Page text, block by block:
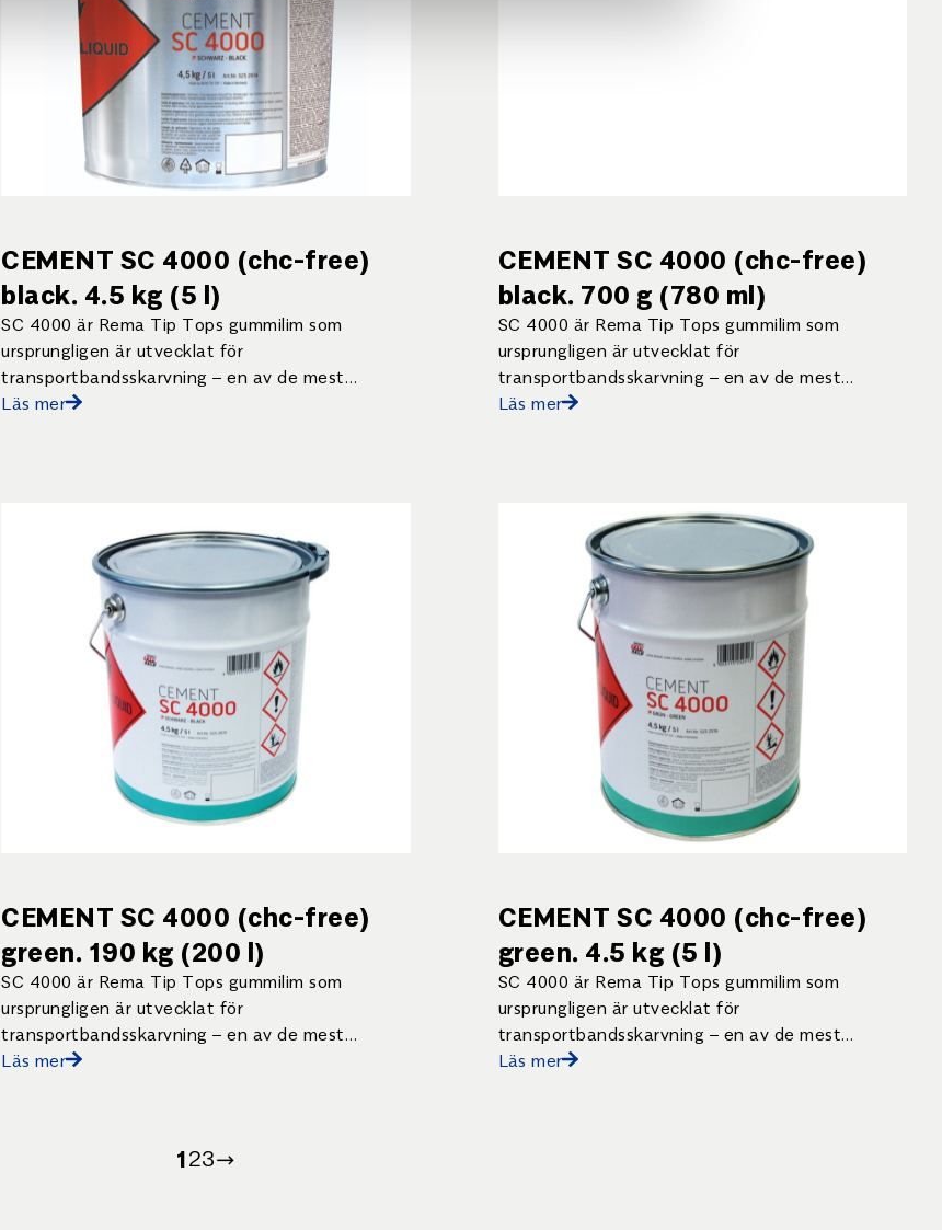
CEMENT SC 4000 (chc-free)
black. 4.5 kg (5 l)
SC 4000 är Rema Tip Tops gummilim som
ursprungligen är utvecklat för
transportbandsskarvning – en av de mest
krävande tillämpningarna för ett lim.
Läs mer
CEMENT SC 4000 (chc-free)
black. 700 g (780 ml)
SC 4000 är Rema Tip Tops gummilim som
ursprungligen är utvecklat för
transportbandsskarvning – en av de mest
krävande tillämpningarna för ett lim.
Läs mer
CEMENT SC 4000 (chc-free)
green. 190 kg (200 l)
SC 4000 är Rema Tip Tops gummilim som
ursprungligen är utvecklat för
transportbandsskarvning – en av de mest
krävande tillämpningarna för ett lim.
Läs mer
CEMENT SC 4000 (chc-free)
green. 4.5 kg (5 l)
SC 4000 är Rema Tip Tops gummilim som
ursprungligen är utvecklat för
transportbandsskarvning – en av de mest
krävande tillämpningarna för ett lim.
Läs mer
123→